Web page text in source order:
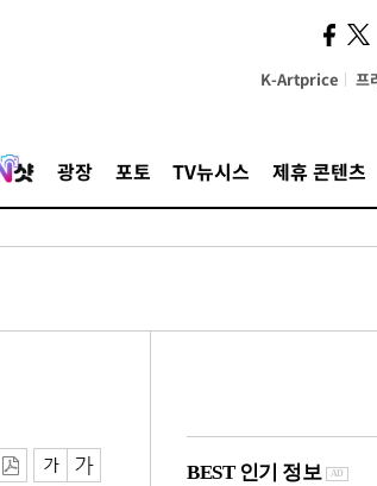
K-Artprice 프
광장 포토 TV뉴시스 제휴 콘텐츠
의
전